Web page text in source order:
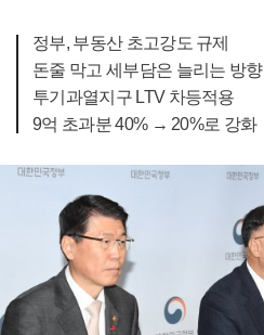
정부, 부동산 초고강도 규제
돈줄 막고 세부담은 늘리는 방향
투기과열지구 LTV 차등적용
9억 초과분 40% → 20%로 강화